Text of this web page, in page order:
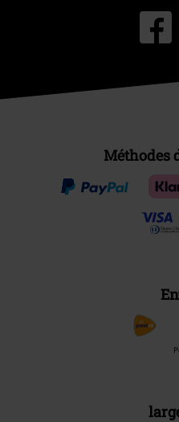
Méthodes